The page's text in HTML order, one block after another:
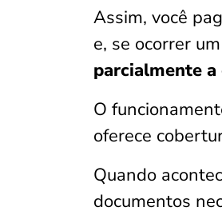
Assim, você
e, se ocorrer
parcialmente a
O
oferece
Quando
documentos